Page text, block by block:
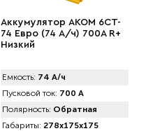
Аккумулятор AКОМ 6CT-
74 Евро (74 А/ч) 700А R+
Низкий
Емкость: 74 А/ч
Пусковой ток: 700 А
Полярность: Обратная
Габариты: 278x175x175